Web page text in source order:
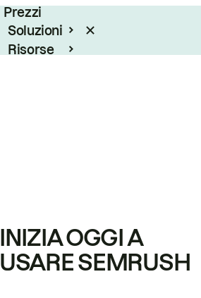
Prezzi
Soluzioni
Risorse
INIZIA OGGI A
USARE SEMRUSH